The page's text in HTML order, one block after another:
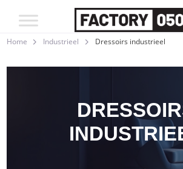
Home Industrieel Dressoirs industrieel